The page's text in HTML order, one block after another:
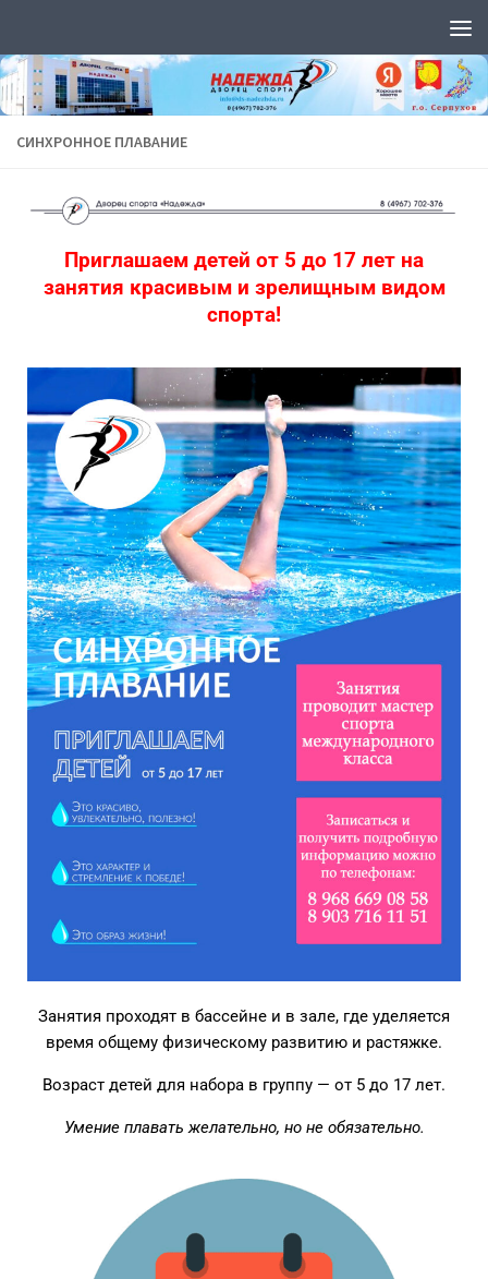
СИНХРОННОЕ ПЛАВАНИЕ
Приглашаем детей от 5 до 17 лет на
занятия красивым и зрелищным видом
спорта!
Занятия проходят в бассейне и в зале, где уделяется
время общему физическому развитию и растяжке.
Возраст детей для набора в группу — от 5 до 17 лет.
Умение плавать желательно, но не обязательно.